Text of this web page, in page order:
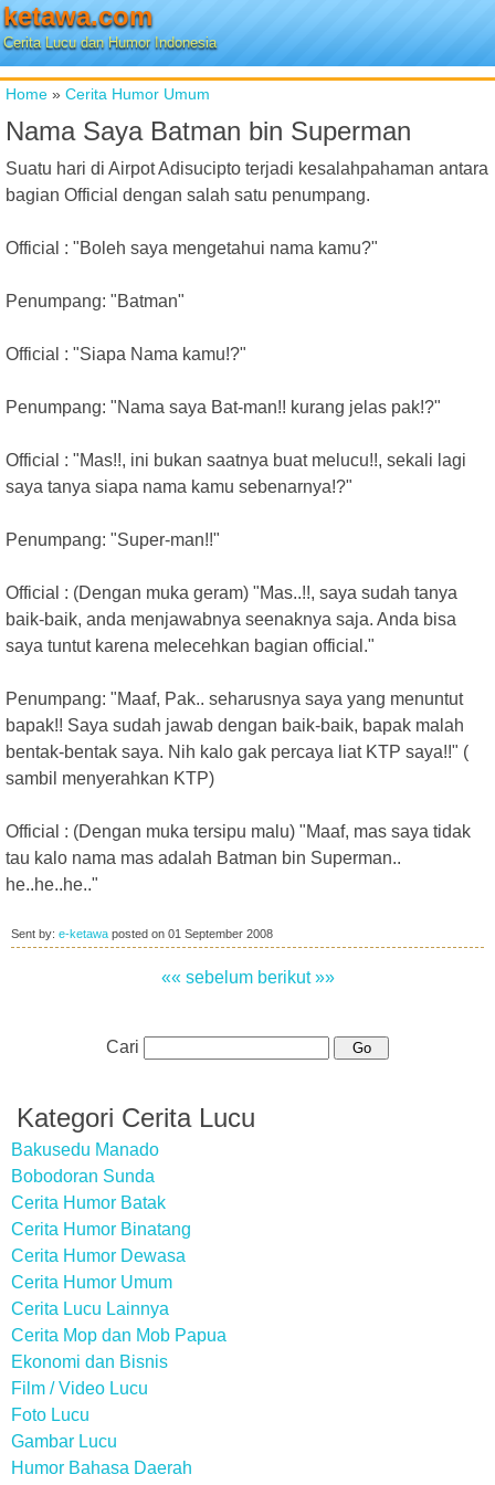
ketawa.com
Cerita Lucu dan Humor Indonesia
Home » Cerita Humor Umum
Nama Saya Batman bin Superman
Suatu hari di Airpot Adisucipto terjadi kesalahpahaman antara
bagian Official dengan salah satu penumpang.
Official : "Boleh saya mengetahui nama kamu?"
Penumpang: "Batman"
Official : "Siapa Nama kamu!?"
Penumpang: "Nama saya Bat-man!! kurang jelas pak!?"
Official : "Mas!!, ini bukan saatnya buat melucu!!, sekali lagi
saya tanya siapa nama kamu sebenarnya!?"
Penumpang: "Super-man!!"
Official : (Dengan muka geram) "Mas..!!, saya sudah tanya
baik-baik, anda menjawabnya seenaknya saja. Anda bisa
saya tuntut karena melecehkan bagian official."
Penumpang: "Maaf, Pak.. seharusnya saya yang menuntut
bapak!! Saya sudah jawab dengan baik-baik, bapak malah
bentak-bentak saya. Nih kalo gak percaya liat KTP saya!!" (
sambil menyerahkan KTP)
Official : (Dengan muka tersipu malu) "Maaf, mas saya tidak
tau kalo nama mas adalah Batman bin Superman..
he..he..he.."
Sent by: e-ketawa posted on 01 September 2008
«« sebelum berikut »»
Cari
Kategori Cerita Lucu
Bakusedu Manado
Bobodoran Sunda
Cerita Humor Batak
Cerita Humor Binatang
Cerita Humor Dewasa
Cerita Humor Umum
Cerita Lucu Lainnya
Cerita Mop dan Mob Papua
Ekonomi dan Bisnis
Film / Video Lucu
Foto Lucu
Gambar Lucu
Humor Bahasa Daerah